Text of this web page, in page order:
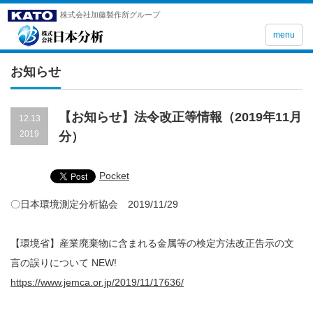
株式会社加藤製作所グループ
menu
お知らせ
12.13
2019
【お知らせ】法令改正等情報（2019年11月
分）
Pocket
〇日本環境測定分析協会 2019/11/29
【環境省】産業廃棄物に含まれる金属等の検定方法改正告示の文
言の誤りについて NEW!
https://www.jemca.or.jp/2019/11/17636/